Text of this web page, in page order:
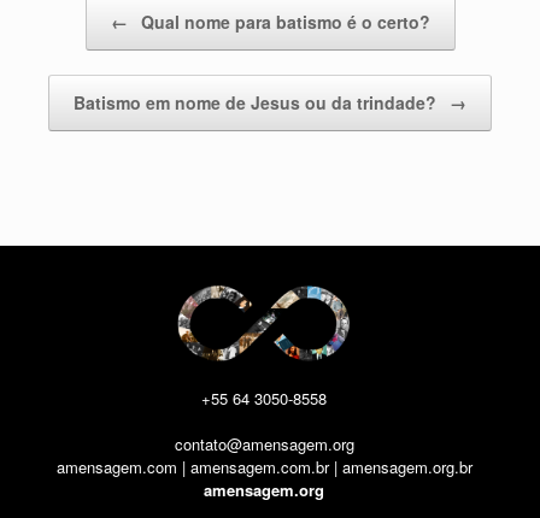
← Qual nome para batismo é o certo?
Batismo em nome de Jesus ou da trindade? →
+55 64 3050-8558
contato@amensagem.org
amensagem.com | amensagem.com.br | amensagem.org.br
amensagem.org